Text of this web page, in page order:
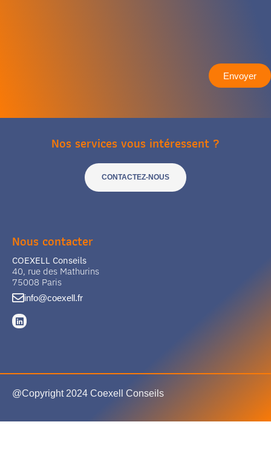
Envoyer
Nos services vous intéressent ?
CONTACTEZ-NOUS
Nous contacter
COEXELL Conseils
40, rue des Mathurins
75008 Paris
info@coexell.fr
@Copyright 2024 Coexell Conseils